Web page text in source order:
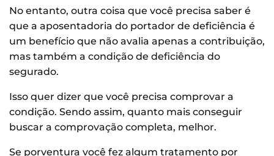
No entanto, outra coisa que você precisa saber é
que a aposentadoria do portador de deficiência é
um benefício que não avalia apenas a contribuição,
mas também a condição de deficiência do
segurado.
Isso quer dizer que você precisa comprovar a
condição. Sendo assim, quanto mais conseguir
buscar a comprovação completa, melhor.
Se porventura você fez algum tratamento por